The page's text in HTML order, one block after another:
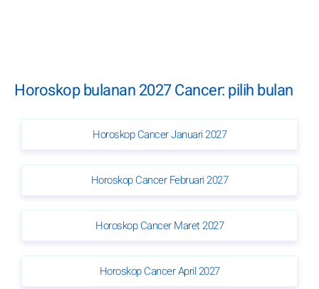
Horoskop bulanan 2027 Cancer: pilih bulan
Horoskop Cancer Januari 2027
Horoskop Cancer Februari 2027
Horoskop Cancer Maret 2027
Horoskop Cancer April 2027